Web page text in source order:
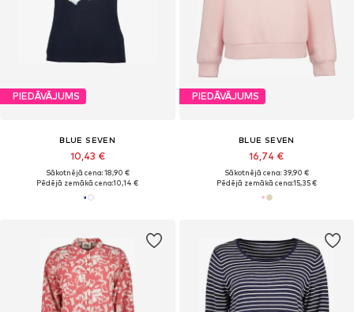
PIEDĀVĀJUMS
BLUE SEVEN
10,43 €
Sākotnējā cena: 18,90 €
Pēdējā zemākā cena:10,14 €
PIEDĀVĀJUMS
BLUE SEVEN
16,74 €
Sākotnējā cena: 39,90 €
Pēdējā zemākā cena:15,35 €